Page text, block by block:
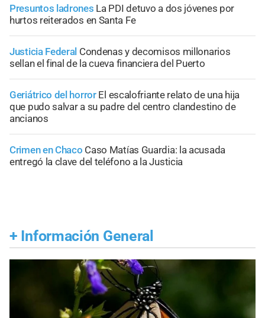
Presuntos ladrones La PDI detuvo a dos jóvenes por
hurtos reiterados en Santa Fe
Justicia Federal Condenas y decomisos millonarios
sellan el final de la cueva financiera del Puerto
Geriátrico del horror El escalofriante relato de una hija
que pudo salvar a su padre del centro clandestino de
ancianos
Crimen en Chaco Caso Matías Guardia: la acusada
entregó la clave del teléfono a la Justicia
+ Información General